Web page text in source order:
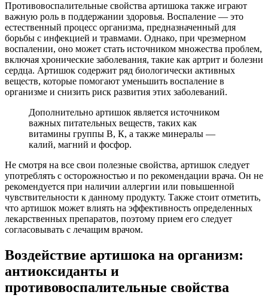
Противовоспалительные свойства артишока также играют
важную роль в поддержании здоровья. Воспаление — это
естественный процесс организма, предназначенный для
борьбы с инфекцией и травмами. Однако, при чрезмерном
воспалении, оно может стать источником множества проблем,
включая хронические заболевания, такие как артрит и болезни
сердца. Артишок содержит ряд биологически активных
веществ, которые помогают уменьшить воспаление в
организме и снизить риск развития этих заболеваний.
Дополнительно артишок является источником
важных питательных веществ, таких как
витамины группы В, К, а также минералы —
калий, магний и фосфор.
Не смотря на все свои полезные свойства, артишок следует
употреблять с осторожностью и по рекомендации врача. Он не
рекомендуется при наличии аллергии или повышенной
чувствительности к данному продукту. Также стоит отметить,
что артишок может влиять на эффективность определенных
лекарственных препаратов, поэтому прием его следует
согласовывать с лечащим врачом.
Воздействие артишока на организм:
антиоксиданты и
противовоспалительные свойства